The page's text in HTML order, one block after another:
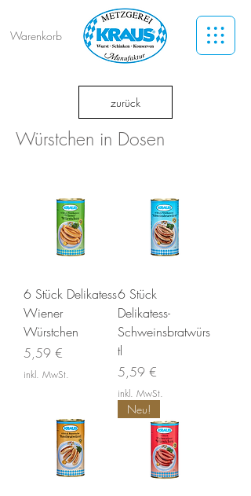
Warenkorb
zurück
Würstchen in Dosen
6 Stück Delikatess
Wiener
Würstchen
Preis
5,59 €
inkl. MwSt.
6 Stück
Delikatess-
Schweinsbratwürs
tl
Preis
5,59 €
inkl. MwSt.
Neu!